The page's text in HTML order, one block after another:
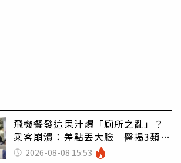
飛機餐發這果汁爆「廁所之亂」？
乘客崩潰：差點丟大臉 醫揭3類人
別亂喝
2026-08-08 15:53